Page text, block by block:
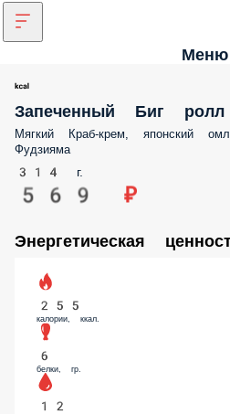
Меню
Запеченный Биг
Мягкий Краб-крем, японский
Фудзияма
314 г.
569 ₽
Энергетическая
255
калории, ккал.
6
белки, гр.
12